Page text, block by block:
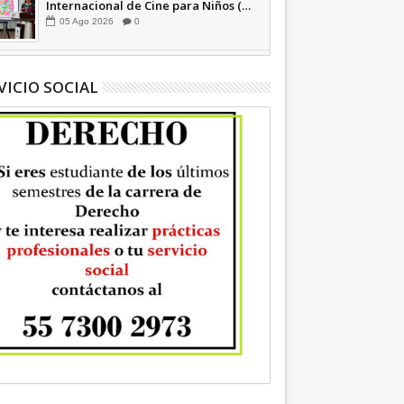
Internacional de Cine para Niños (…
y no tan Niños) +Video INFORMATIVA
05 Ago 2026 0
SOCIAL